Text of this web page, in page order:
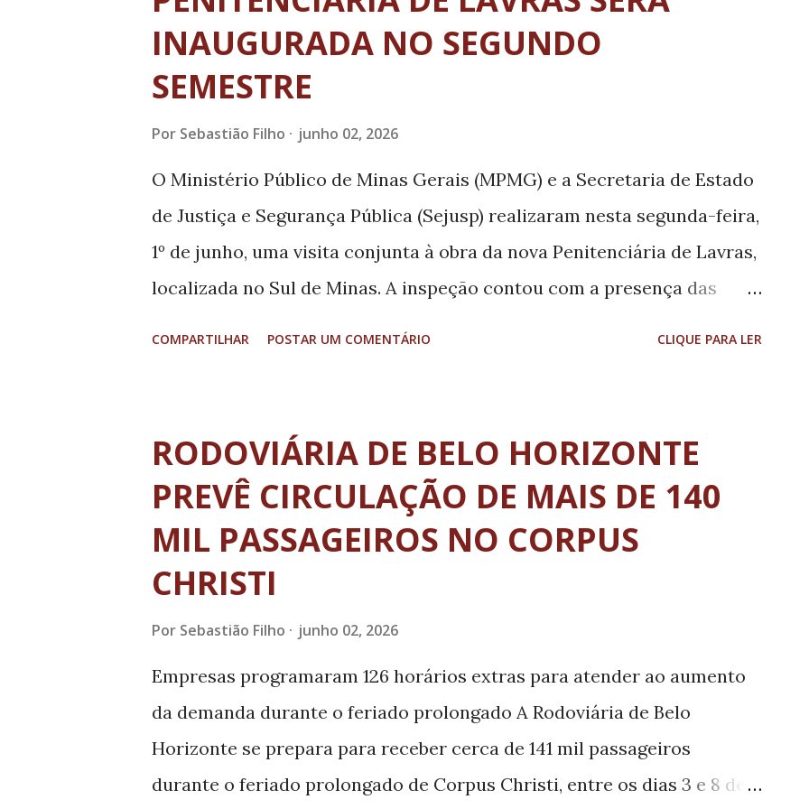
INAUGURADA NO SEGUNDO
SEMESTRE
Por Sebastião Filho junho 02, 2026
O Ministério Público de Minas Gerais (MPMG) e a Secretaria de Estado
de Justiça e Segurança Pública (Sejusp) realizaram nesta segunda-feira,
1º de junho, uma visita conjunta à obra da nova Penitenciária de Lavras,
localizada no Sul de Minas. A inspeção contou com a presença das
Sistema Prisional - Coeep), além do promotor de Justiça de Lavras,
Eduardo Mendes Figueiredo, e do secretário de Estado Adjunto de
Justiça e Segurança Pública, Coronel Edgar Estevo da Silva. A
construção do novo presídio é resultado de um aditivo ao Termo de
Ajustamento de Conduta (TAC), firmado entre o Governo do Estado e a
mineração da Vale S.A. Durante a visita, os integrantes do MPMG, da
Sej...
COMPARTILHAR POSTAR UM COMENTÁRIO CLIQUE PARA LER
RODOVIÁRIA DE BELO HORIZONTE
PREVÊ CIRCULAÇÃO DE MAIS DE 140
MIL PASSAGEIROS NO CORPUS
CHRISTI
Por Sebastião Filho junho 02, 2026
Empresas programaram 126 horários extras para atender ao aumento
da demanda durante o feriado prolongado A Rodoviária de Belo
Horizonte se prepara para receber cerca de 141 mil passageiros
durante o feriado prolongado de Corpus Christi, entre os dias 3 e 8 de